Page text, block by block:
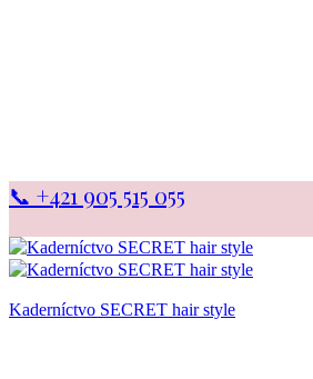
📞 +421 905 515 055
Kaderníctvo SECRET hair style